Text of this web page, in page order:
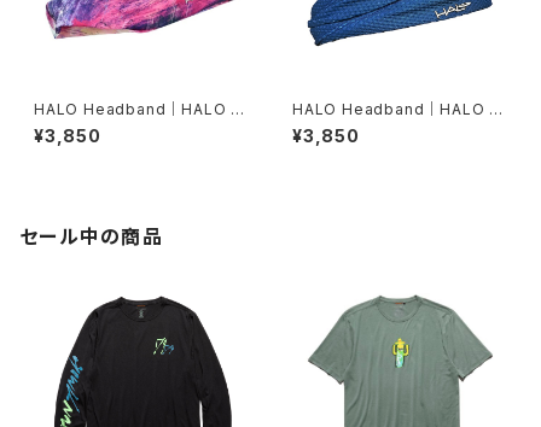
HALO Headband｜HALO バ
ンディット JP（dusk）
¥3,850
HALO Headband｜HALO バ
ンディット JP（Air Abyss Blu
e）
¥3,850
セール中の商品